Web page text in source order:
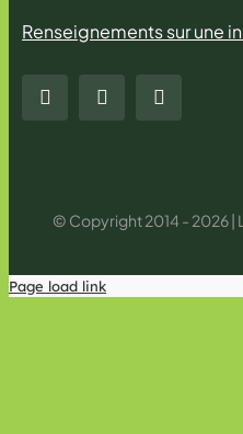
Renseignements sur une
© Copyright 2014 - 2026 |
Page load link